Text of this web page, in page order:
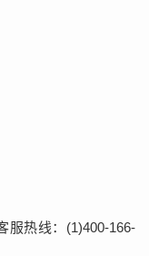
服热线：(1)400-166-